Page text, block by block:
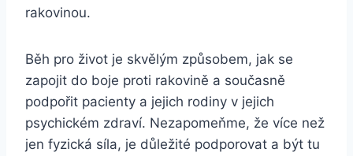
rakovinou.
Běh pro život je skvělým způsobem, jak se
zapojit do boje proti rakovině a současně
podpořit pacienty a jejich rodiny v jejich
psychickém zdraví. Nezapomeňme, že více než
jen fyzická síla, je důležité podporovat a být tu